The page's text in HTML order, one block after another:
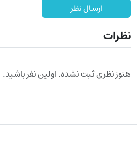
ارسال نظر
نظرات
هنوز نظری ثبت نشده. اولین نفر باشید.